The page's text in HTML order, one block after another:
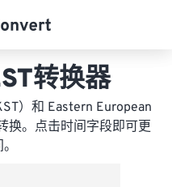
转换器
）和 Eastern European
换。点击时间字段即可更